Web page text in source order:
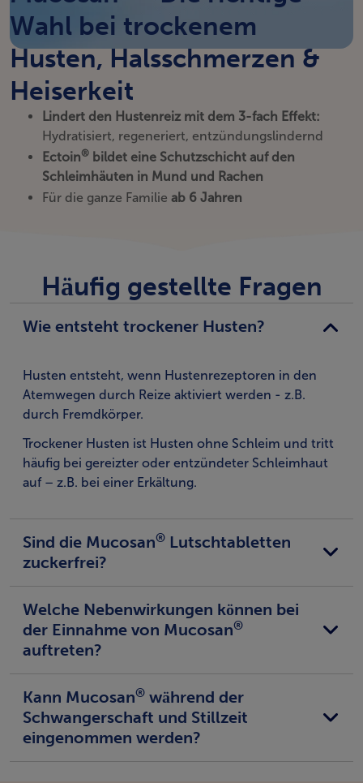
pro Tag anwenden.
Wahl bei trockenem
Husten, Halsschmerzen &
Heiserkeit
Lindert den Hustenreiz mit dem 3-fach Effekt:
Hydratisiert, regeneriert, entzündungslindernd
Ectoin® bildet eine Schutzschicht auf den
Schleimhäuten in Mund und Rachen
Für die ganze Familie ab 6 Jahren
Häufig gestellte Fragen
Wie entsteht trockener Husten?
Husten entsteht, wenn Hustenrezeptoren in den
Atemwegen durch Reize aktiviert werden - z.B.
durch Fremdkörper.
Trockener Husten ist Husten ohne Schleim und tritt
häufig bei gereizter oder entzündeter Schleimhaut
auf – z.B. bei einer Erkältung.
Sind die Mucosan® Lutschtabletten
zuckerfrei?
Welche Nebenwirkungen können bei
der Einnahme von Mucosan®
auftreten?
Kann Mucosan® während der
Schwangerschaft und Stillzeit
eingenommen werden?